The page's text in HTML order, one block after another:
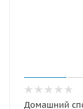
Домашний